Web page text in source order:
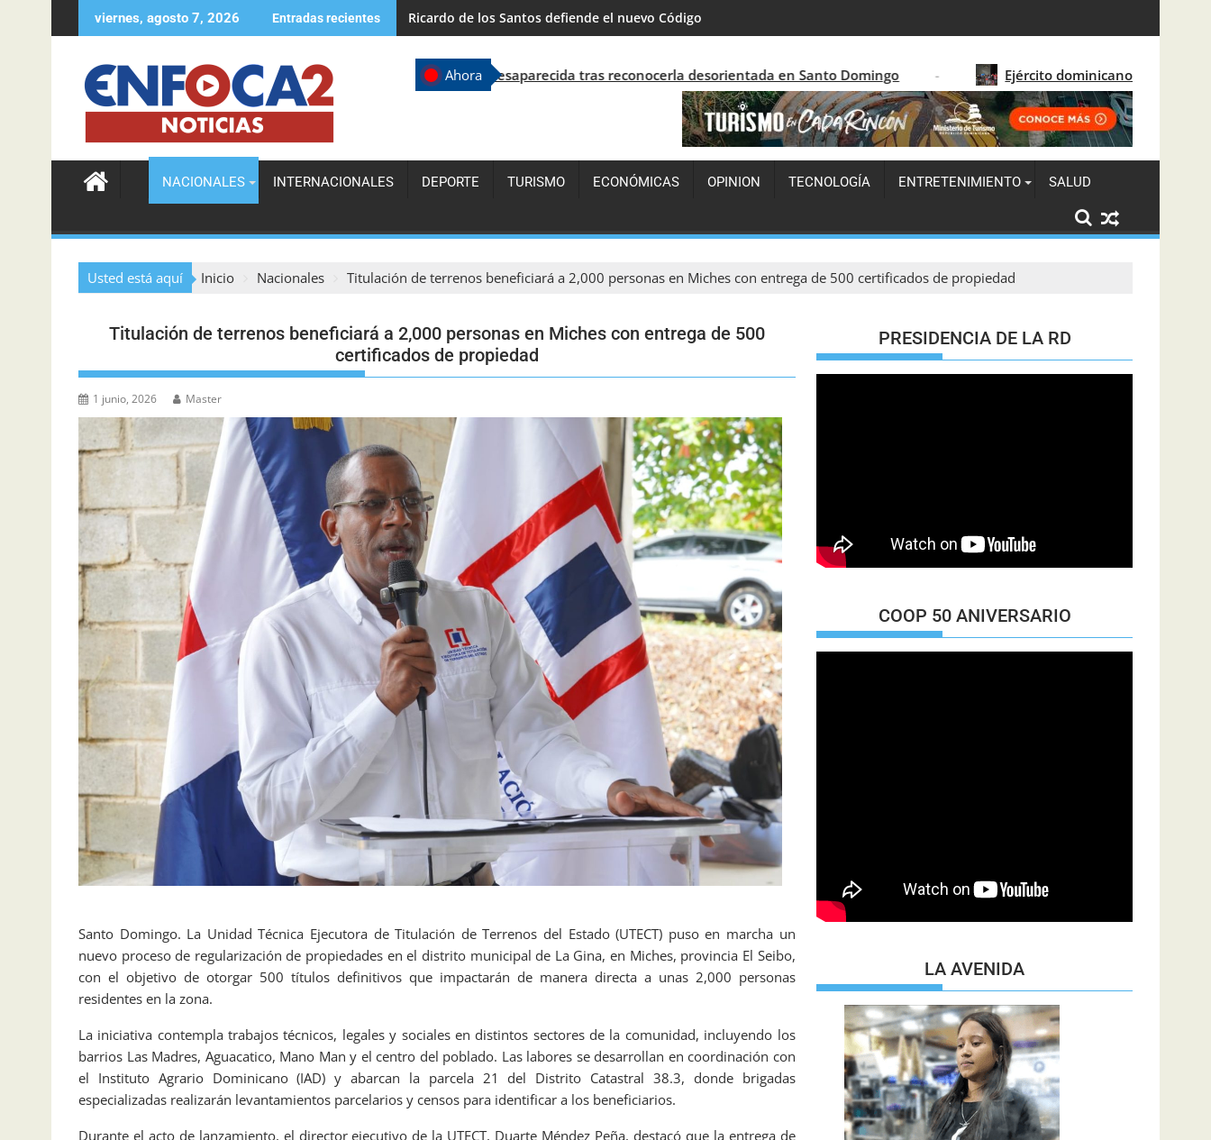
viernes, agosto 7, 2026 Entradas recientes República Dominicana supera los 7.7 millones de visitantes y consolida el crecimiento turístico en 2026
Ahora
Agente de la DIGESETT ayuda a localizar a mujer desaparecida tras reconocerla desorientada en Santo Domingo Ejército dominicano detiene a 122 migrantes
NACIONALES INTERNACIONALES DEPORTE TURISMO ECONÓMICAS OPINION TECNOLOGÍA ENTRETENIMIENTO SALUD
Usted está aquí Inicio Nacionales Titulación de terrenos beneficiará a 2,000 personas en Miches con entrega de 500 certificados de propiedad
Titulación de terrenos beneficiará a 2,000 personas en Miches con entrega de 500
certificados de propiedad
1 junio, 2026 Master
Santo Domingo. La Unidad Técnica Ejecutora de Titulación de Terrenos del Estado (UTECT) puso en marcha un
nuevo proceso de regularización de propiedades en el distrito municipal de La Gina, en Miches, provincia El Seibo,
con el objetivo de otorgar 500 títulos definitivos que impactarán de manera directa a unas 2,000 personas
residentes en la zona.
La iniciativa contempla trabajos técnicos, legales y sociales en distintos sectores de la comunidad, incluyendo los
barrios Las Madres, Aguacatico, Mano Man y el centro del poblado. Las labores se desarrollan en coordinación con
el Instituto Agrario Dominicano (IAD) y abarcan la parcela 21 del Distrito Catastral 38.3, donde brigadas
especializadas realizarán levantamientos parcelarios y censos para identificar a los beneficiarios.
Durante el acto de lanzamiento, el director ejecutivo de la UTECT, Duarte Méndez Peña, destacó que la entrega de
PRESIDENCIA DE LA RD
COOP 50 ANIVERSARIO
LA AVENIDA